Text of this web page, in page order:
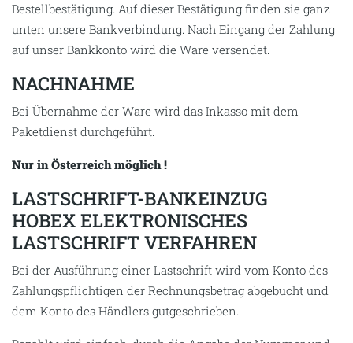
Bestellbestätigung. Auf dieser Bestätigung finden sie ganz
unten unsere Bankverbindung. Nach Eingang der Zahlung
auf unser Bankkonto wird die Ware versendet.
NACHNAHME
Bei Übernahme der Ware wird das Inkasso mit dem
Paketdienst durchgeführt.
Nur in Österreich möglich !
LASTSCHRIFT-BANKEINZUG
HOBEX ELEKTRONISCHES
LASTSCHRIFT VERFAHREN
Bei der Ausführung einer Lastschrift wird vom Konto des
Zahlungspflichtigen der Rechnungsbetrag abgebucht und
dem Konto des Händlers gutgeschrieben.